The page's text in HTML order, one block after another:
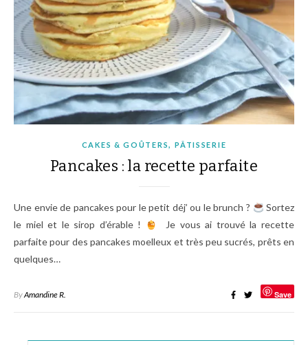
CAKES & GOÛTERS,PÂTISSERIE
Pancakes : la recette parfaite
Une envie de pancakes pour le petit déj’ ou le brunch ?
Sortez
le miel et le sirop d’érable !
Je vous ai trouvé la recette
parfaite pour des pancakes moelleux et très peu sucrés, prêts en
quelques…
ByAmandine R. Save